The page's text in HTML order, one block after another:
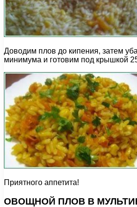
Доводим плов до кипения, затем
минимума и готовим под крышкой
Приятного аппетита!
ОВОЩНОЙ ПЛОВ В